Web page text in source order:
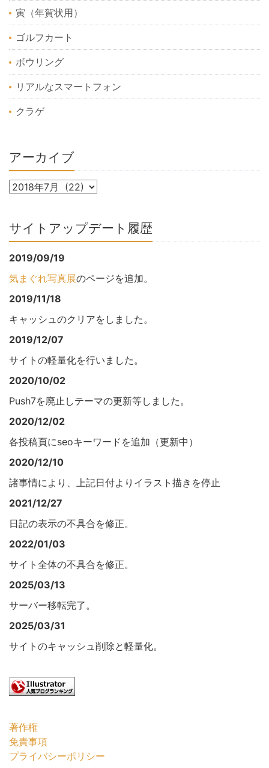
寅（年賀状用）
ゴルフカート
ボウリング
リアルなスマートフォン
クラゲ
アーカイブ
サイトアップデート履歴
2019/09/19
気まぐれ写真展のページを追加。
2019/11/18
キャッシュのクリアをしました。
2019/12/07
サイトの軽量化を行いました。
2020/10/02
Push7を廃止しテーマの更新等しました。
2020/12/02
各投稿頁にseoキーワードを追加（更新中）
2020/12/10
諸事情により、上記日付よりイラスト描きを停止
2021/12/27
日記の表示の不具合を修正。
2022/01/03
サイト全体の不具合を修正。
2025/03/13
サーバー移転完了。
2025/03/31
サイトのキャッシュ削除と軽量化。
著作権
免責事項
プライバシーポリシー